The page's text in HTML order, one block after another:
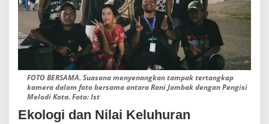
FOTO BERSAMA. Suasana menyenangkan tampak tertangkap
kamera dalam foto bersama antara Rani Jambak dengan Pengisi
Melodi Kota. Foto: Ist
Ekologi dan Nilai Keluhuran